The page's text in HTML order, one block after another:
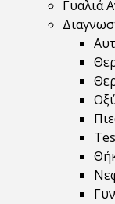
Γυαλιά